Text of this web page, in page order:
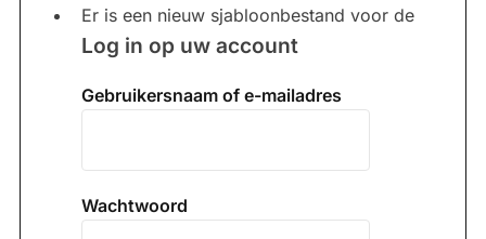
Er is een nieuw sjabloonbestand voor de
Log in op uw account
Gebruikersnaam of e-mailadres
Wachtwoord